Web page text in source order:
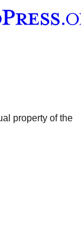
property of the